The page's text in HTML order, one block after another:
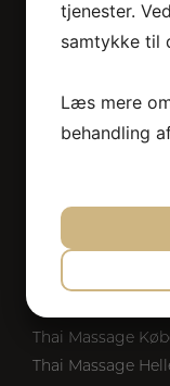
CVR. nr.
Brogårdsvej
2820
Vi tilbyder
Thai Massage
Thai Massage
tjenester.
samtykke til
Læs mere
behandling